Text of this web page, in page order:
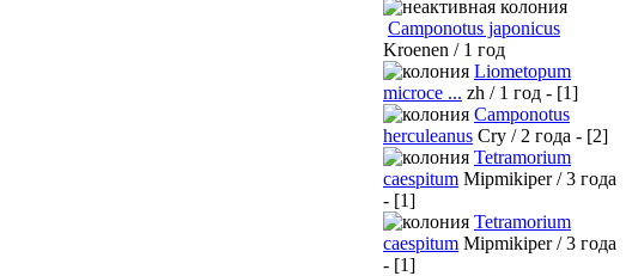
Camponotus japonicus
Kroenen / 1 год
Liometopum
microce ... zh / 1 год - [1]
Camponotus
herculeanus Cry / 2 года - [2]
Tetramorium
caespitum Mipmikiper / 3 года
- [1]
Tetramorium
caespitum Mipmikiper / 3 года
- [1]